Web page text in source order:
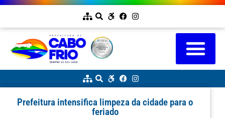
Prefeitura intensifica limpeza da cidade para o
feriado